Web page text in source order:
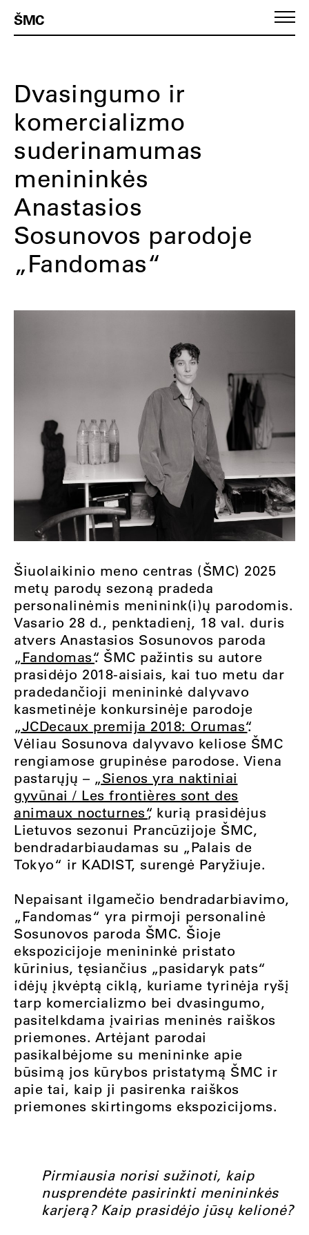
ŠMC
Dvasingumo ir
komercializmo
suderinamumas
menininkės
Anastasios
Sosunovos parodoje
„Fandomas“
Šiuolaikinio meno centras (ŠMC) 2025
metų parodų sezoną pradeda
personalinėmis meninink(i)ų parodomis.
Vasario 28 d., penktadienį, 18 val. duris
atvers Anastasios Sosunovos paroda
„Fandomas“. ŠMC pažintis su autore
prasidėjo 2018-aisiais, kai tuo metu dar
pradedančioji menininkė dalyvavo
kasmetinėje konkursinėje parodoje
„JCDecaux premija 2018: Orumas“.
Vėliau Sosunova dalyvavo keliose ŠMC
rengiamose grupinėse parodose. Viena
pastarųjų – „Sienos yra naktiniai
gyvūnai / Les frontières sont des
animaux nocturnes“, kurią prasidėjus
Lietuvos sezonui Prancūzijoje ŠMC,
bendradarbiaudamas su „Palais de
Tokyo“ ir KADIST, surengė Paryžiuje.
Nepaisant ilgamečio bendradarbiavimo,
„Fandomas“ yra pirmoji personalinė
Sosunovos paroda ŠMC. Šioje
ekspozicijoje menininkė pristato
kūrinius, tęsiančius „pasidaryk pats“
idėjų įkvėptą ciklą, kuriame tyrinėja ryšį
tarp komercializmo bei dvasingumo,
pasitelkdama įvairias meninės raiškos
priemones. Artėjant parodai
pasikalbėjome su menininke apie
būsimą jos kūrybos pristatymą ŠMC ir
apie tai, kaip ji pasirenka raiškos
priemones skirtingoms ekspozicijoms.
Pirmiausia norisi sužinoti, kaip
nusprendėte pasirinkti menininkės
karjerą? Kaip prasidėjo jūsų kelionė?